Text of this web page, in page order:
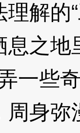
解的
之地
一些
周身